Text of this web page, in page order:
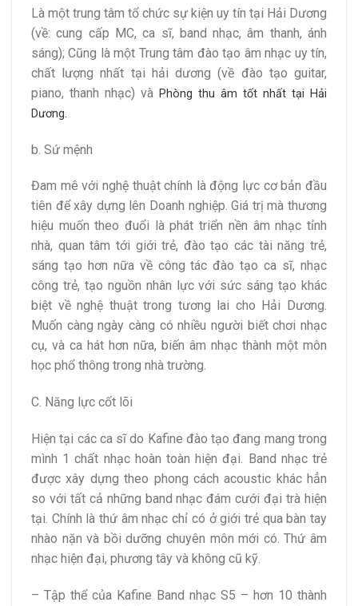
Là một trung tâm tổ chức sự kiện uy tín tại Hải Dương
(về: cung cấp MC, ca sĩ, band nhạc, âm thanh, ánh
sáng); Cũng là một Trung tâm đào tạo âm nhạc uy tín,
chất lượng nhất tại hải dương (về đào tạo guitar,
piano, thanh nhạc) và Phòng thu âm tốt nhất tại Hải
Dương.
b. Sứ mệnh
Đam mê với nghệ thuật chính là động lực cơ bản đầu
tiên để xây dựng lên Doanh nghiệp. Giá trị mà thương
hiệu muốn theo đuổi là phát triển nền âm nhạc tỉnh
nhà, quan tâm tới giới trẻ, đào tạo các tài năng trẻ,
sáng tạo hơn nữa về công tác đào tạo ca sĩ, nhạc
công trẻ, tạo nguồn nhân lực với sức sáng tạo khác
biệt về nghệ thuật trong tương lai cho Hải Dương.
Muốn càng ngày càng có nhiều người biết chơi nhạc
cụ, và ca hát hơn nữa, biến âm nhạc thành một môn
học phổ thông trong nhà trường.
C. Năng lực cốt lõi
Hiện tại các ca sĩ do Kafine đào tạo đang mang trong
mình 1 chất nhạc hoàn toàn hiện đại. Band nhạc trẻ
được xây dựng theo phong cách acoustic khác hẳn
so với tất cả những band nhạc đám cưới đại trà hiện
tại. Chính là thứ âm nhạc chỉ có ở giới trẻ qua bàn tay
nhào nặn và bồi dưỡng chuyên môn mới có. Thứ âm
nhạc hiện đại, phương tây và không cũ kỹ.
– Tập thể của Kafine Band nhạc S5 – hơn 10 thành